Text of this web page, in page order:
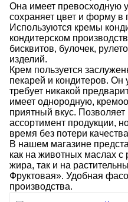
Она имеет превосходную
сохраняет цвет и форму в
Используются кремы
кондитерском
бисквитов, булочек,
изделий.
Крем пользуется
пекарей и кондитеров. Он
требует никакой
имеет однородную,
приятный вкус. Позволяет
ассортимент продукции,
время без потери
В нашем магазине
как на животных маслах
жира, так и на
Фруктовая». Удобная
производства.